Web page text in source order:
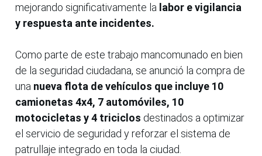
mejorando significativamente la labor e vigilancia
y respuesta ante incidentes.
Como parte de este trabajo mancomunado en bien
de la seguridad ciudadana, se anunció la compra de
una nueva flota de vehículos que incluye 10
camionetas 4x4, 7 automóviles, 10
motocicletas y 4 triciclos destinados a optimizar
el servicio de seguridad y reforzar el sistema de
patrullaje integrado en toda la ciudad.